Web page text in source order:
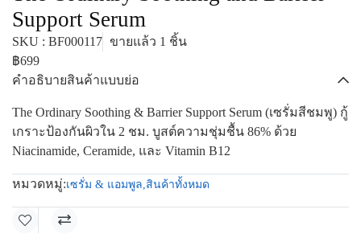
Support Serum
SKU : BF000117 ขายแล้ว 1 ชิ้น
฿699
คำอธิบายสินค้าแบบย่อ
The Ordinary Soothing & Barrier Support Serum (เซรั่มสีชมพู) กู้
เกราะป้องกันผิวใน 2 ชม. บูสต์ความชุ่มชื้น 86% ด้วย
Niacinamide, Ceramide, และ Vitamin B12
หมวดหมู่:เซรั่ม & แอมพูล,สินค้าทั้งหมด